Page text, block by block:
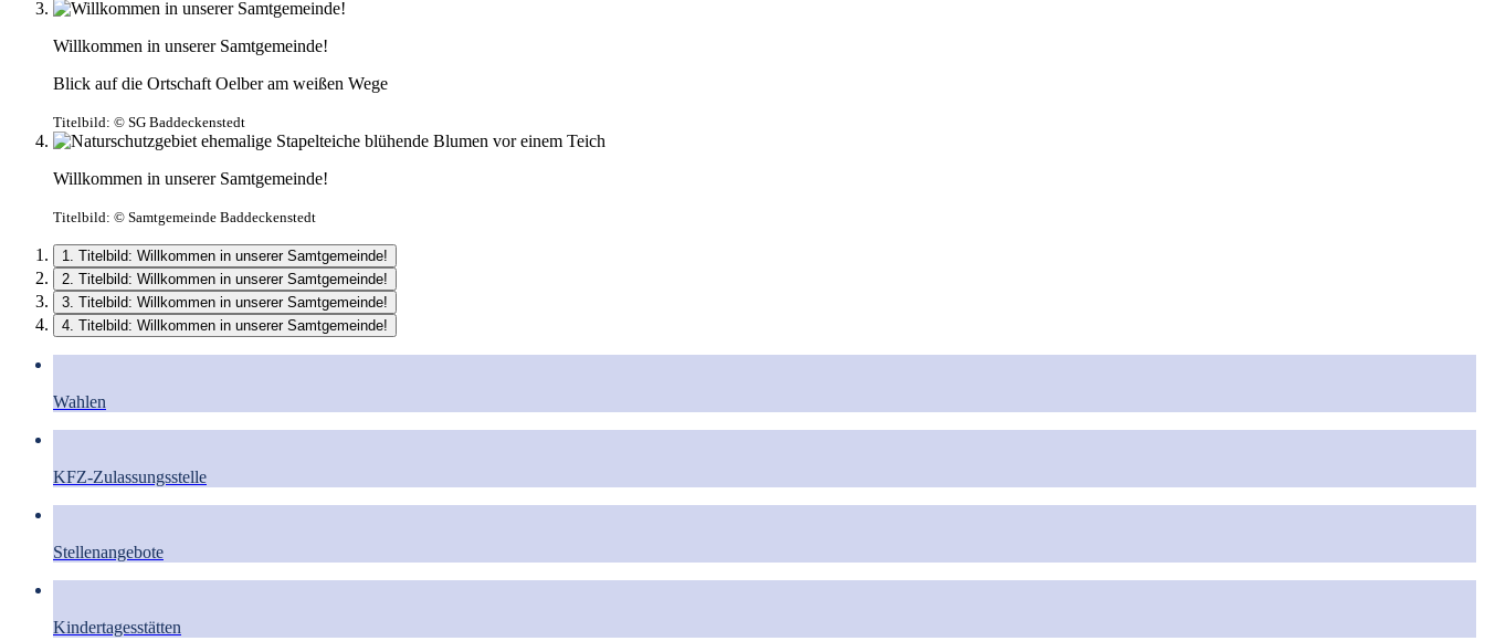
Willkommen in unserer Samtgemeinde!
Blick auf die Ortschaft Oelber am weißen Wege
Titelbild: © SG Baddeckenstedt
Willkommen in unserer Samtgemeinde!
Titelbild: © Samtgemeinde Baddeckenstedt
1. Titelbild: Willkommen in unserer Samtgemeinde!
2. Titelbild: Willkommen in unserer Samtgemeinde!
3. Titelbild: Willkommen in unserer Samtgemeinde!
4. Titelbild: Willkommen in unserer Samtgemeinde!
Wahlen
KFZ-Zulassungsstelle
Stellenangebote
Kindertagesstätten